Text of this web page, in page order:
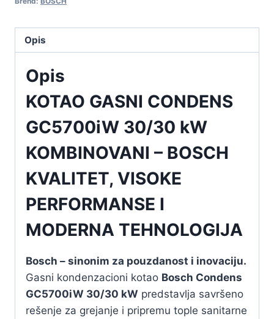
Opis
Opis
KOTAO GASNI CONDENS
GC5700iW 30/30 kW
KOMBINOVANI – BOSCH
KVALITET, VISOKE
PERFORMANSE I
MODERNA TEHNOLOGIJA
Bosch – sinonim za pouzdanost i inovaciju.
Gasni kondenzacioni kotao Bosch Condens
GC5700iW 30/30 kW predstavlja savršeno
rešenje za grejanje i pripremu tople sanitarne